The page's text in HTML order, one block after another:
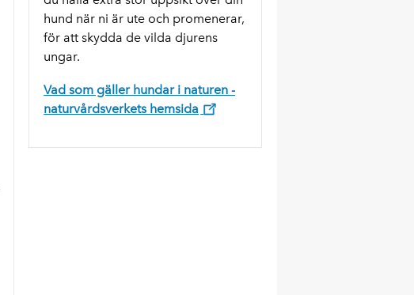
hund när ni är ute och promenerar,
för att skydda de vilda djurens
ungar.
Vad som gäller hundar i naturen -
naturvårdsverkets hemsida